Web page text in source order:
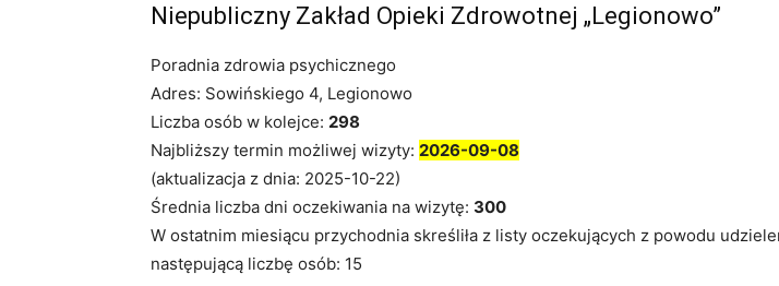
Niepubliczny Zakład Opieki Zdrowotnej „Legionowo”
Poradnia zdrowia psychicznego
Adres: Sowińskiego 4, Legionowo
Liczba osób w kolejce: 298
Najbliższy termin możliwej wizyty: 2026-09-08
(aktualizacja z dnia: 2025-10-22)
Średnia liczba dni oczekiwania na wizytę: 300
W ostatnim miesiącu przychodnia skreśliła z listy oczekujących z powodu
następującą liczbę osób: 15